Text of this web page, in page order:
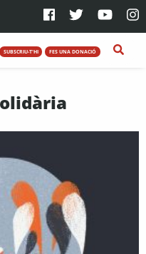
SUBSCRIU-T'HI FES UNA DONACIÓ